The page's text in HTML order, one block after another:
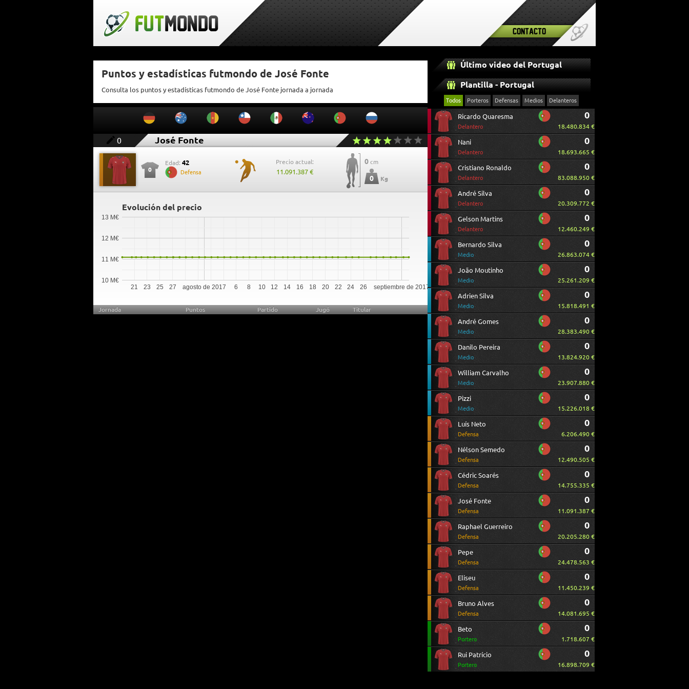
Contacto
Puntos y estadísticas futmondo de José Fonte
Consulta los puntos y estadísticas futmondo de José Fonte jornada a jornada
0 José Fonte
0
Edad: 42
Defensa
Precio actual:
11.091.387 €
0 cm
0 Kg
Evolución del precio
agosto de 2017 septiembre de 2017
21 23 25 27 6 8 10 12 14 16 18 20 22 24 26
10 M€
11 M€
12 M€
13 M€
Jornada Puntos Partido Jugó Titular
Último video del Portugal
Plantilla - Portugal
Todos Porteros Defensas Medios Delanteros
Ricardo Quaresma
Delantero
0
18.480.834 €
Nani
Delantero
0
18.693.665 €
Cristiano Ronaldo
Delantero
0
83.088.950 €
André Silva
Delantero
0
20.309.772 €
Gelson Martins
Delantero
0
12.460.249 €
Bernardo Silva
Medio
0
26.863.074 €
João Moutinho
Medio
0
25.261.209 €
Adrien Silva
Medio
0
15.818.491 €
André Gomes
Medio
0
28.383.490 €
Danilo Pereira
Medio
0
13.824.920 €
William Carvalho
Medio
0
23.907.880 €
Pizzi
Medio
0
15.226.018 €
Luís Neto
Defensa
0
6.206.490 €
Nélson Semedo
Defensa
0
12.490.505 €
Cédric Soarés
Defensa
0
14.755.335 €
José Fonte
Defensa
0
11.091.387 €
Raphael Guerreiro
Defensa
0
20.205.280 €
Pepe
Defensa
0
24.478.563 €
Eliseu
Defensa
0
11.450.239 €
Bruno Alves
Defensa
0
14.081.695 €
Beto
Portero
0
1.718.607 €
Rui Patrício
Portero
0
16.898.709 €